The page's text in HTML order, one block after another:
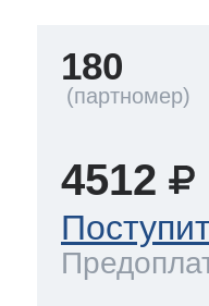
180
4512